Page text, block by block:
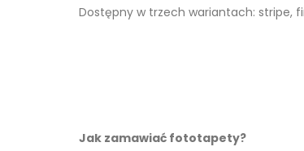
Dostępny w trzech wariantach: stripe,
Jak zamawiać fototapety?